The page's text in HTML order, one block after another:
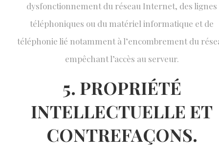
dysfonctionnement du réseau Internet, des lignes
téléphoniques ou du matériel informatique et de
téléphonie lié notamment à l’encombrement du
empêchant l’accès au serveur.
5. PROPRIÉTÉ
INTELLECTUELLE ET
CONTREFAÇONS.